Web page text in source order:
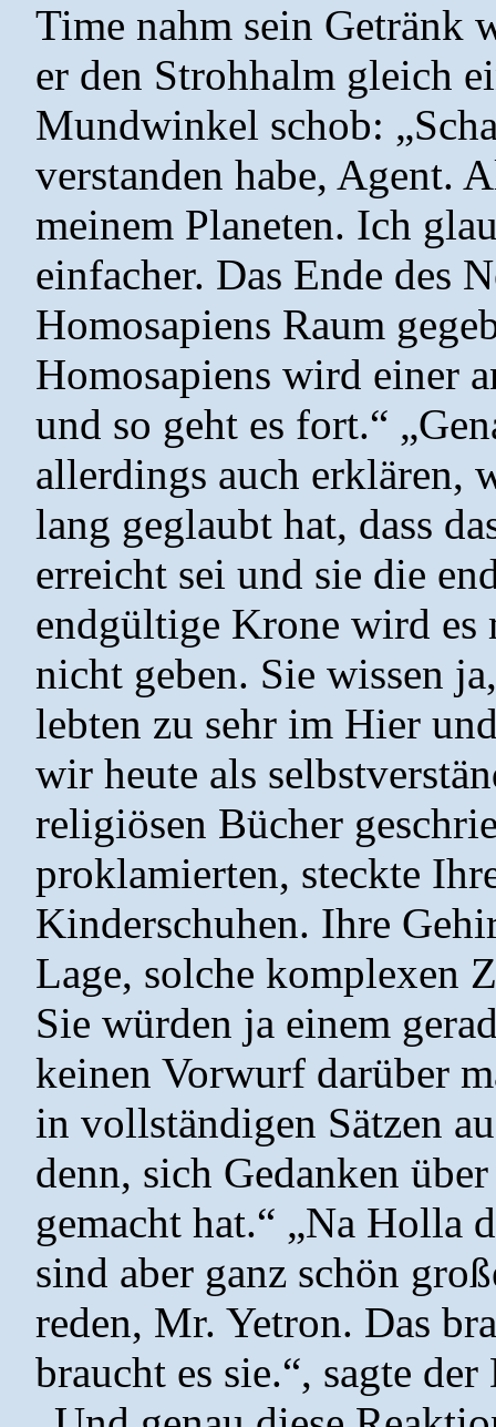
Time nahm sein Getränk
er den Strohhalm gleich
Mundwinkel schob:
verstanden habe, Agent.
meinem Planeten. Ich
einfacher. Das Ende des
Homosapiens Raum
Homosapiens wird einer
und so geht es fort.“
allerdings auch erklären,
lang geglaubt hat, dass
erreicht sei und sie die
endgültige Krone wird es
nicht geben. Sie wissen
lebten zu sehr im Hier
wir heute als
religiösen Bücher
proklamierten, steckte
Kinderschuhen. Ihre
Lage, solche komplexen
Sie würden ja einem
keinen Vorwurf darüber
in vollständigen Sätzen
denn, sich Gedanken
gemacht hat.“ „Na Holla
sind aber ganz schön
reden, Mr. Yetron. Das
braucht es sie.“, sagte